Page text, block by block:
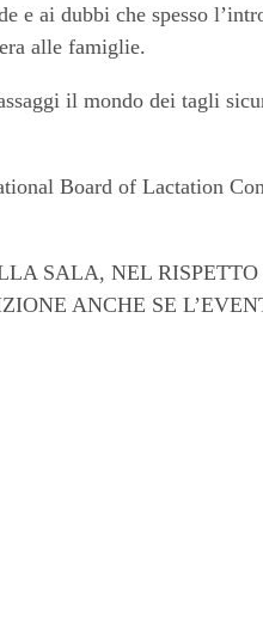
ai dubbi che spesso
alle famiglie.
il mondo dei tagli
Board of Lactation
SALA, NEL
ANCHE SE